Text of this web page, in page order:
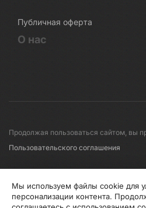
Публичная оферта
О нас
Продолжая пользоваться сайтом, вы
Пользовательского соглашения
© 2008-2026 Первые линии
Мы используем файлы cookie для
персонализации контента.